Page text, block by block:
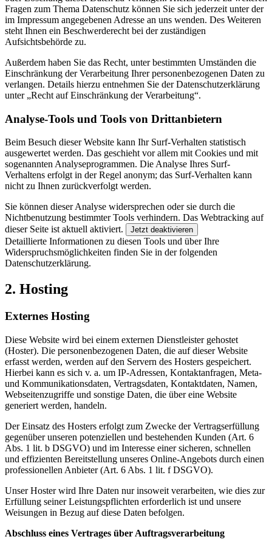
Fragen zum Thema Datenschutz können Sie sich jederzeit unter der
im Impressum angegebenen Adresse an uns wenden. Des Weiteren
steht Ihnen ein Beschwerderecht bei der zuständigen
Aufsichtsbehörde zu.
Außerdem haben Sie das Recht, unter bestimmten Umständen die
Einschränkung der Verarbeitung Ihrer personenbezogenen Daten zu
verlangen. Details hierzu entnehmen Sie der Datenschutzerklärung
unter „Recht auf Einschränkung der Verarbeitung“.
Analyse-Tools und Tools von Drittanbietern
Beim Besuch dieser Website kann Ihr Surf-Verhalten statistisch
ausgewertet werden. Das geschieht vor allem mit Cookies und mit
sogenannten Analyseprogrammen. Die Analyse Ihres Surf-
Verhaltens erfolgt in der Regel anonym; das Surf-Verhalten kann
nicht zu Ihnen zurückverfolgt werden.
Sie können dieser Analyse widersprechen oder sie durch die
Nichtbenutzung bestimmter Tools verhindern. Das Webtracking auf
dieser Seite ist aktuell aktiviert. Jetzt deaktivieren
Detaillierte Informationen zu diesen Tools und über Ihre
Widerspruchsmöglichkeiten finden Sie in der folgenden
Datenschutzerklärung.
2. Hosting
Externes Hosting
Diese Website wird bei einem externen Dienstleister gehostet
(Hoster). Die personenbezogenen Daten, die auf dieser Website
erfasst werden, werden auf den Servern des Hosters gespeichert.
Hierbei kann es sich v. a. um IP-Adressen, Kontaktanfragen, Meta-
und Kommunikationsdaten, Vertragsdaten, Kontaktdaten, Namen,
Webseitenzugriffe und sonstige Daten, die über eine Website
generiert werden, handeln.
Der Einsatz des Hosters erfolgt zum Zwecke der Vertragserfüllung
gegenüber unseren potenziellen und bestehenden Kunden (Art. 6
Abs. 1 lit. b DSGVO) und im Interesse einer sicheren, schnellen
und effizienten Bereitstellung unseres Online-Angebots durch einen
professionellen Anbieter (Art. 6 Abs. 1 lit. f DSGVO).
Unser Hoster wird Ihre Daten nur insoweit verarbeiten, wie dies zur
Erfüllung seiner Leistungspflichten erforderlich ist und unsere
Weisungen in Bezug auf diese Daten befolgen.
Abschluss eines Vertrages über Auftragsverarbeitung